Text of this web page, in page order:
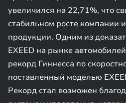
увеличился на 22,71%, что
стабильном росте компании
продукции. Одним из
EXEED на рынке
рекорд Гиннесса по
поставленный моделью
Рекорд стал возможен